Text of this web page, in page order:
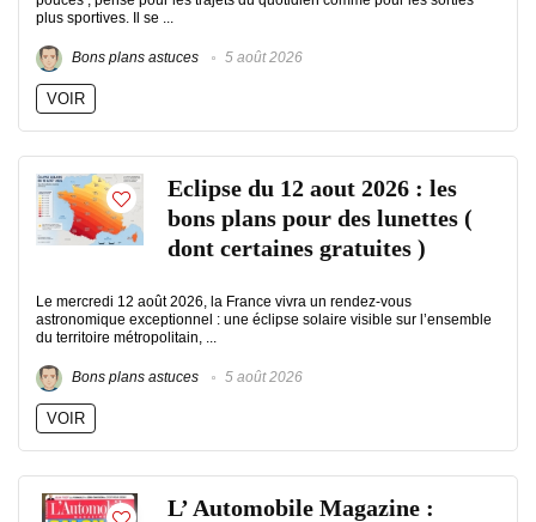
plus sportives. Il se ...
Bons plans astuces 5 août 2026
VOIR
Eclipse du 12 aout 2026 : les
bons plans pour des lunettes (
dont certaines gratuites )
Le mercredi 12 août 2026, la France vivra un rendez-vous
astronomique exceptionnel : une éclipse solaire visible sur l’ensemble
du territoire métropolitain, ...
Bons plans astuces 5 août 2026
VOIR
L’ Automobile Magazine :